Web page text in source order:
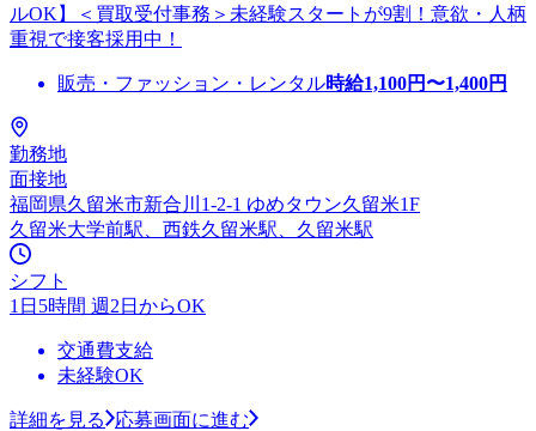
ルOK】＜買取受付事務＞未経験スタートが9割！意欲・人柄
重視で接客採用中！
販売・ファッション・レンタル時給1,100円〜1,400円
勤務地
面接地
福岡県久留米市新合川1-2-1 ゆめタウン久留米1F
久留米大学前駅、西鉄久留米駅、久留米駅
シフト
1日5時間 週2日からOK
交通費支給
未経験OK
詳細を見る
応募画面に進む